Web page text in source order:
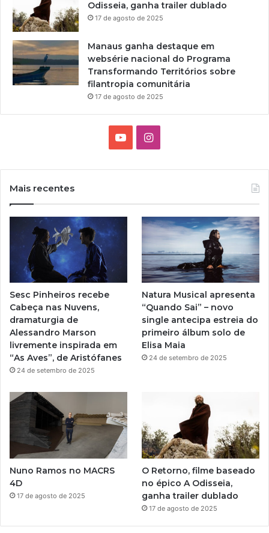
l
Odisseia, ganha trailer dublado
17 de agosto de 2025
Manaus ganha destaque em
websérie nacional do Programa
Transformando Territórios sobre
filantropia comunitária
17 de agosto de 2025
e
I
g
r
a
m
Mais recentes
Sesc Pinheiros recebe
Cabeça nas Nuvens,
dramaturgia de
Alessandro Marson
livremente inspirada em
“As Aves”, de Aristófanes
24 de setembro de 2025
Natura Musical apresenta
“Quando Sai” – novo
single antecipa estreia do
primeiro álbum solo de
Elisa Maia
24 de setembro de 2025
Nuno Ramos no MACRS
4D
17 de agosto de 2025
O Retorno, filme baseado
no épico A Odisseia,
ganha trailer dublado
17 de agosto de 2025